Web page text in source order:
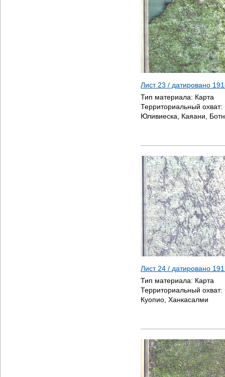
Лист 23 / датировано
Тип материала: Карта
Территориальный охват:
Юливиеска, Каяани,
Лист 24 / датировано
Тип материала: Карта
Территориальный охват:
Куопио, Ханкасалми